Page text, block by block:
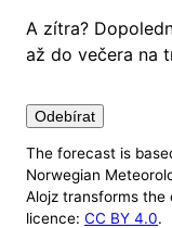
A zítra?
až do večera na
Odebírat
Nastavení
Alojz v tuto chvíli
The forecast is
Norwegian
Alojz transforms
licence: CC BY 4.0.